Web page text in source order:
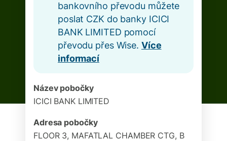
bankovního převodu můžete
poslat CZK do banky ICICI
BANK LIMITED pomocí
převodu přes Wise. Více
informací
Název pobočky
ICICI BANK LIMITED
Adresa pobočky
FLOOR 3, MAFATLAL CHAMBER CTG, B